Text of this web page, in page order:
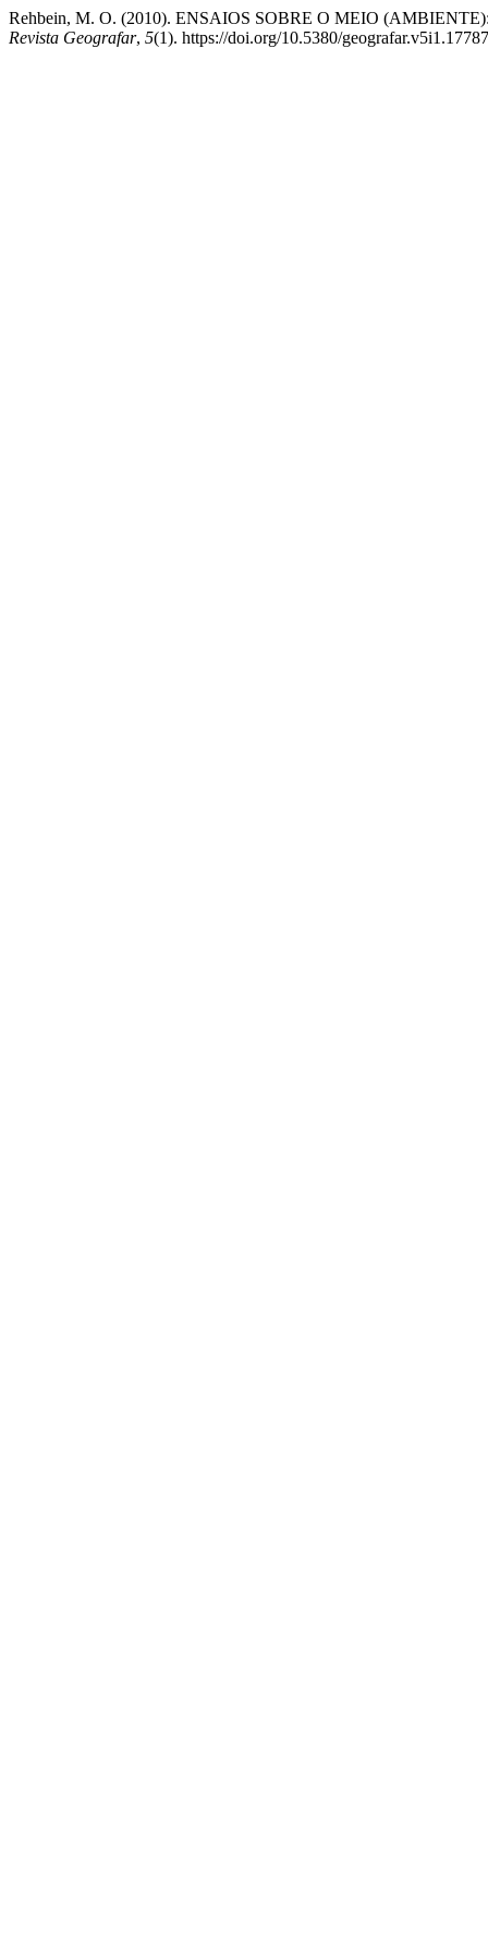
Rehbein, M. O. (2010). ENSAIOS SOBRE O MEIO
Revista Geografar, 5(1). https://doi.org/10.5380/geografar.v5i1.17787